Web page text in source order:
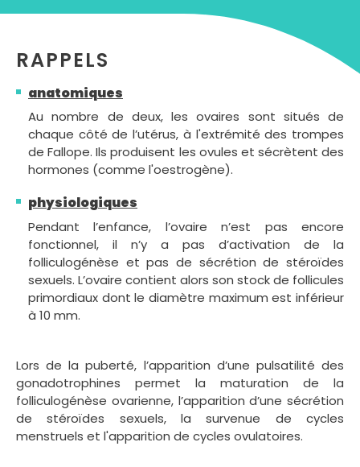
RAPPELS
anatomiques
Au nombre de deux, les ovaires sont situés de
chaque côté de l’utérus, à l'extrémité des trompes
de Fallope. Ils produisent les ovules et sécrètent des
hormones (comme l'oestrogène).
physiologiques
Pendant l’enfance, l’ovaire n’est pas encore
fonctionnel, il n’y a pas d’activation de la
folliculogénèse et pas de sécrétion de stéroïdes
sexuels. L’ovaire contient alors son stock de follicules
primordiaux dont le diamètre maximum est inférieur
à 10 mm.
Lors de la puberté, l’apparition d’une pulsatilité des
gonadotrophines permet la maturation de la
folliculogénèse ovarienne, l’apparition d’une sécrétion
de stéroïdes sexuels, la survenue de cycles
menstruels et l'apparition de cycles ovulatoires.